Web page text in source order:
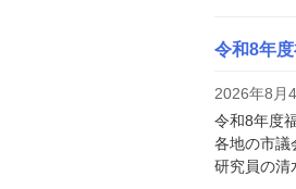
令和8年
2026年8月
令和8年度
各地の市議
研究員の清